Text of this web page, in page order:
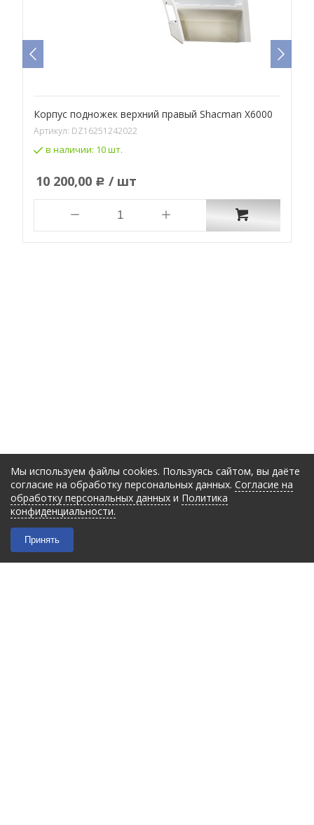
Корпус подножек верхний правый Shacman X6000
Артикул: DZ16251242022
в наличии: 10 шт.
10 200,00 Р / шт
Мы используем файлы cookies. Пользуясь сайтом, вы даёте
согласие на обработку персональных данных. Согласие на
обработку персональных данных и Политика
конфиденциальности.
Принять